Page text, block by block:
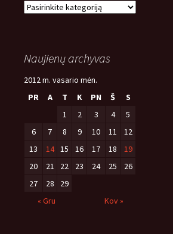
Naujienų
Naujienų archyvas
2012 m. vasario mėn.
PR
A T K PN Š
S
1
2 3 4
5
6
7 8 9 10 11
12
13
14 15 16 17 18
19
20
21 22 23 24 25
26
27
28
29
« Gru
Kov »